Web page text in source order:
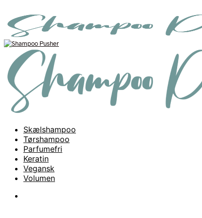
Skælshampoo
Tørshampoo
Parfumefri
Keratin
Vegansk
Volumen